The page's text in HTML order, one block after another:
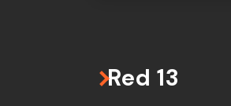
Red 13